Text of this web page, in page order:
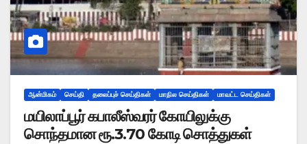
ஆன்மிகம் செய்தி தலைப்புச் செய்திகள் மாநில செய்திகள் மாவட்ட செய்திகள்
மயிலாப்பூர் கபாலீஸ்வரர் கோயிலுக்கு
சொந்தமான ரூ.3.70 கோடி சொத்துகள்